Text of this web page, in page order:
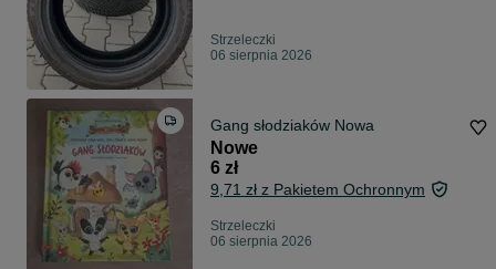
Strzeleczki
06 sierpnia 2026
Gang słodziaków Nowa
Nowe
6 zł
9,71 zł z Pakietem Ochronnym
Strzeleczki
06 sierpnia 2026